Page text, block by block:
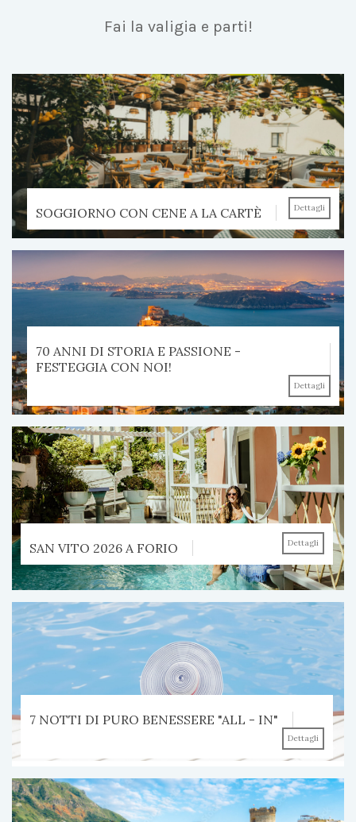
Fai la valigia e parti!
SOGGIORNO CON CENE A LA CARTÈ Dettagli
70 ANNI DI STORIA E PASSIONE -
FESTEGGIA CON NOI!
Dettagli
SAN VITO 2026 A FORIO Dettagli
7 NOTTI DI PURO BENESSERE "ALL - IN"
Dettagli